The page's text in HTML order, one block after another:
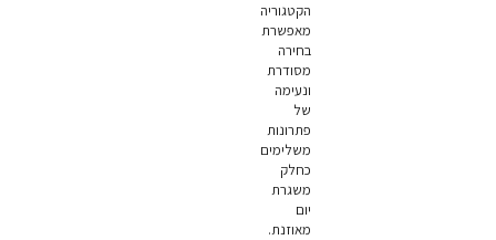
הקטגוריה
מאפשרת
בחירה
מסודרת
ונעימה
של
פתרונות
משלימים
כחלק
משגרת
יום
מאוזנת.